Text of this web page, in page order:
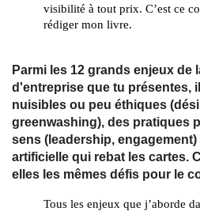
visibilité à tout prix. C’est ce
rédiger mon livre.
Parmi les 12 grands enjeux de
d'entreprise que tu présentes,
nuisibles ou peu éthiques
greenwashing), des pratiques
sens (leadership,
artificielle qui rebat les cartes.
elles les mêmes défis pour le
Tous les enjeux que j’aborde